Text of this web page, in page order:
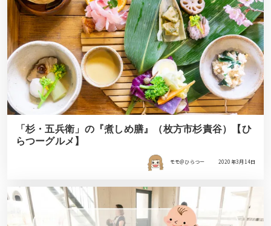
「杉・五兵衛」の『煮しめ膳』（枚方市杉責谷）【ひ
らつーグルメ】
モモ＠ひらつー 2020年3月14日